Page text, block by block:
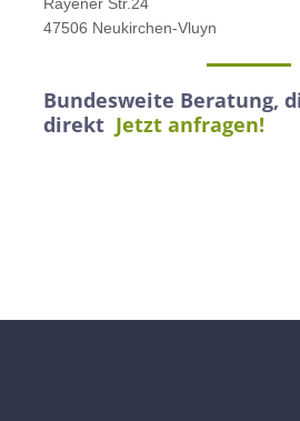
47506 Neukirchen-Vluyn
Bundesweite Beratung,
direkt Jetzt anfragen!